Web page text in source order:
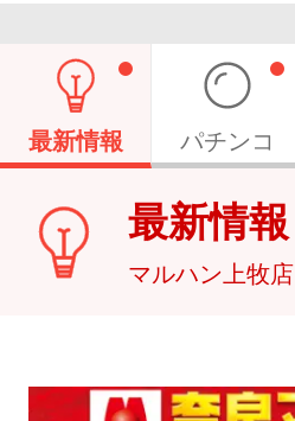
最新情報 パチンコ
最新情報
マルハン上牧店